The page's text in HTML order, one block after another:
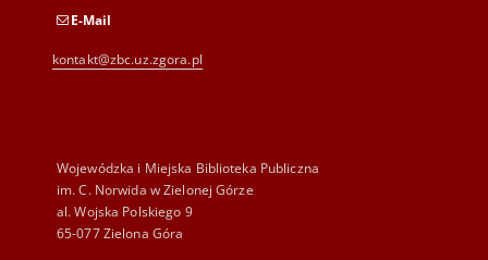
E-Mail
kontakt@zbc.uz.zgora.pl
Wojewódzka i Miejska Biblioteka Publiczna
im. C. Norwida w Zielonej Górze
al. Wojska Polskiego 9
65-077 Zielona Góra